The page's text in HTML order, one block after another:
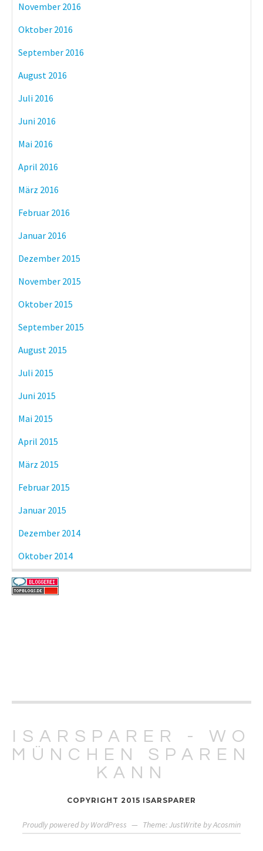
November 2016
Oktober 2016
September 2016
August 2016
Juli 2016
Juni 2016
Mai 2016
April 2016
März 2016
Februar 2016
Januar 2016
Dezember 2015
November 2015
Oktober 2015
September 2015
August 2015
Juli 2015
Juni 2015
Mai 2015
April 2015
März 2015
Februar 2015
Januar 2015
Dezember 2014
Oktober 2014
ISARSPARER - WO
MÜNCHEN SPAREN
KANN
COPYRIGHT 2015 ISARSPARER
Proudly powered by WordPress — Theme: JustWrite byAcosmin